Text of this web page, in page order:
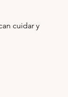
cuidar y